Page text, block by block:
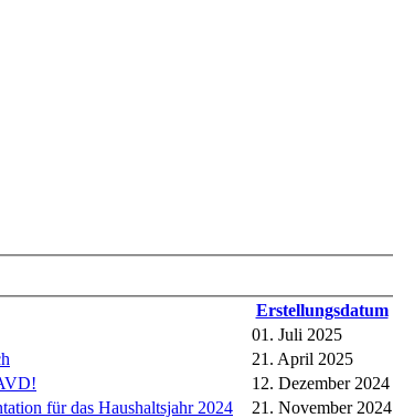
Erstellungsdatum
01. Juli 2025
21. April 2025
12. Dezember 2024
für das Haushaltsjahr 2024
21. November 2024